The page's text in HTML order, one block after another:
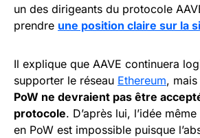
un des dirigeants du protocole
prendre une position claire sur la
Il explique que AAVE continuera
supporter le réseau Ethereum,
PoW ne devraient pas être
protocole. D’après lui, l’idée même
en PoW est impossible puisque